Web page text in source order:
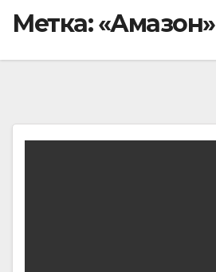
Метка:«Амазон»